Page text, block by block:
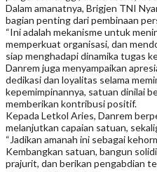
Dalam amanatnya, Brigjen TNI
bagian penting dari pembinaan
“Ini adalah mekanisme untuk
memperkuat organisasi, dan
siap menghadapi dinamika tugas
Danrem juga menyampaikan
dedikasi dan loyalitas selama
kepemimpinannya, satuan dinilai
memberikan kontribusi positif.
Kepada Letkol Aries, Danrem
melanjutkan capaian satuan,
“Jadikan amanah ini sebagai
Kembangkan satuan, bangun
prajurit, dan berikan pengabdian